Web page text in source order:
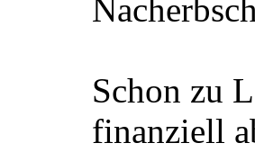
Schon zu
finanziell